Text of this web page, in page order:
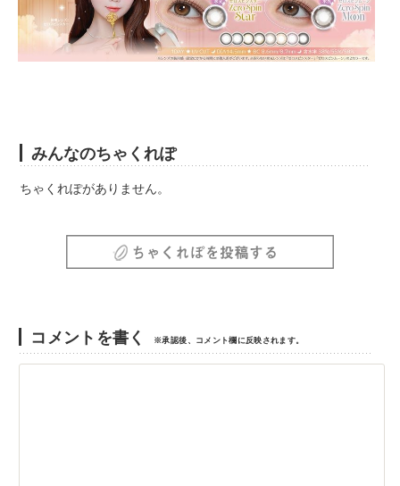
みんなのちゃくれぽ
ちゃくれぽがありません。
コメントを書く ※承認後、コメント欄に反映されます。